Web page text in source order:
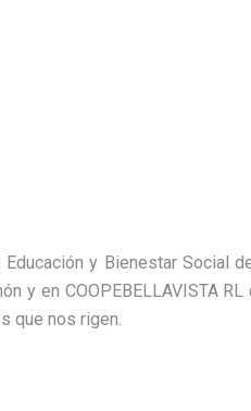
y Bienestar Social
y en COOPEBELLAVISTA
que nos rigen.